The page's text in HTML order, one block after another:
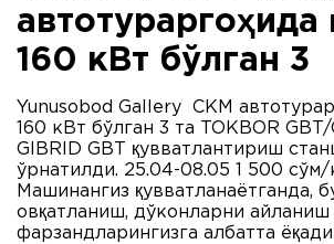
автотураргоҳида
160 кВт бўлган 3
Yunusobod Gallery СКМ
160 кВт бўлган 3 та TOKBOR GBT/
GIBRID GBT қувватлантириш
ўрнатилди. 25.04-08.05 1 500 сўм/
Машинангиз қувватланаётганда,
овқатланиш, дўконларни айланиш
фарзандларингизга албатта